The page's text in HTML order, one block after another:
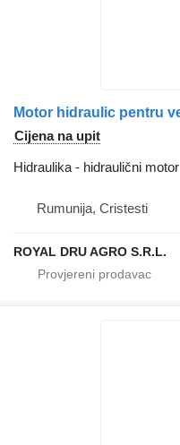
Cijena na upit
Hidraulika - hidraulični motor
Rumunija, Cristesti
ROYAL DRU AGRO S.R.L.